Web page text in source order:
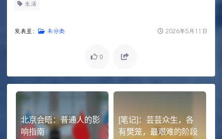
生活
发表至： 未分类 2026年5月11日
0
北京会晤：普通人的影
响指南
[笔记]：芸芸众生，各
有樊笼，最艰难的阶段